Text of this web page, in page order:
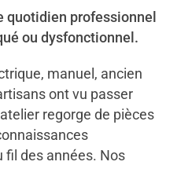
quotidien professionnel
ou dysfonctionnel.
manuel, ancien
ont vu passer
regorge de pièces
fil des années. Nos